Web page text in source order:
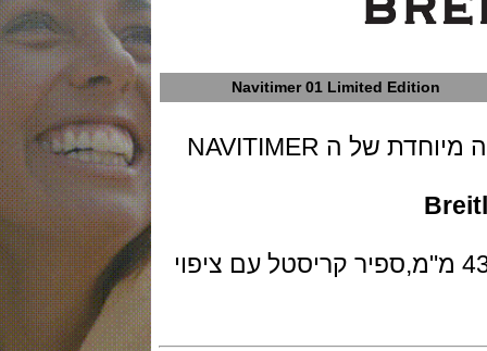
Navitimer 01 Limited Edition
חברת השעונים ברייטלינג מציגה גרסה מיוחדת של ה NAVITIMER
בנוי פלדת אל חלד בקוטר 43 מ"מ,ספיר קריסטל עם ציפוי